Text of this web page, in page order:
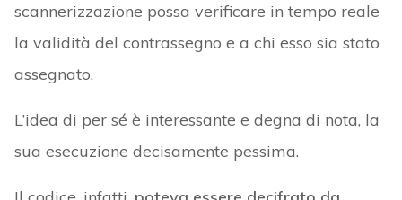
scannerizzazione possa verificare in tempo reale
la validità del contrassegno e a chi esso sia stato
assegnato.
L’idea di per sé è interessante e degna di nota, la
sua esecuzione decisamente pessima.